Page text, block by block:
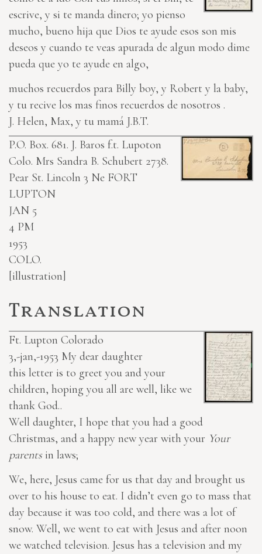
escrive, y si te manda dinero; yo pienso
mucho, bueno hija que Dios te ayude esos son mis
deseos y cuando te veas apurada de algun modo dime
pueda que yo te ayude en algo,
muchos recuerdos para Billy boy, y Robert y la baby,
y tu recive los mas finos recuerdos de nosotros .
J. Helen, Max, y tu mamá J.B.T.
P.O. Box. 681. J. Baros f.t. Lupoton
Colo. Mrs Sandra B. Schubert 2738.
Pear St. Lincoln 3 Ne FORT
LUPTON
JAN 5
4 PM
1953
COLO.
[illustration]
Translation
Ft. Lupton Colorado
3,-jan,-1953 My dear daughter
this letter is to greet you and your
children, hoping you all are well, like we
thank God..
Well daughter, I hope that you had a good
Christmas, and a happy new year with your Your
parentsin laws;
We, here, Jesus came for us that day and brought us
over to his house to eat. I didn’t even go to mass that
day because it was too cold, and there was a lot of
snow. Well, we went to eat with Jesus and after noon
we watched television. Jesus has a television and my